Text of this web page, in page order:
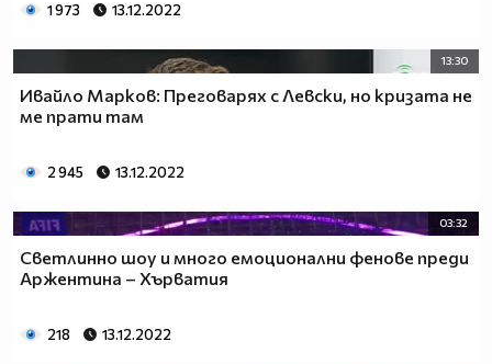
1 973 13.12.2022
13:30
Ивайло Марков: Преговарях с Левски, но кризата не
ме прати там
2 945 13.12.2022
03:32
Светлинно шоу и много емоционални фенове преди
Аржентина – Хърватия
218 13.12.2022